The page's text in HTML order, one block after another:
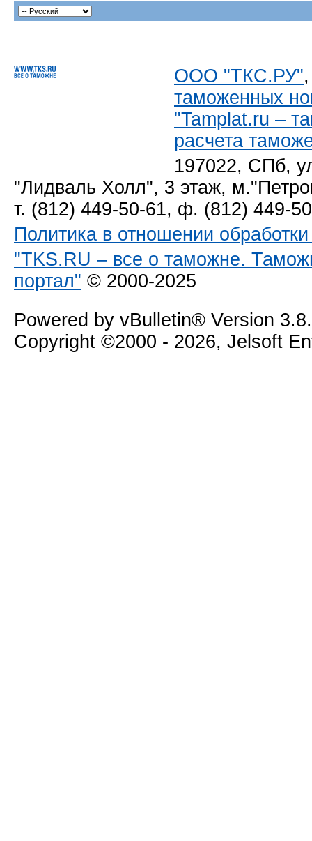
ООО "ТКС.РУ"
таможенных
"Tamplat.ru –
расчета
197022, СПб,
"Лидваль Холл", 3 этаж,
т. (812) 449-50-61, ф. (812) 449-
Политика в отношении
"TKS.RU – все о таможне.
портал" © 2000-2025
Powered by vBulletin® Version
Copyright ©2000 - 2026, Jelsoft